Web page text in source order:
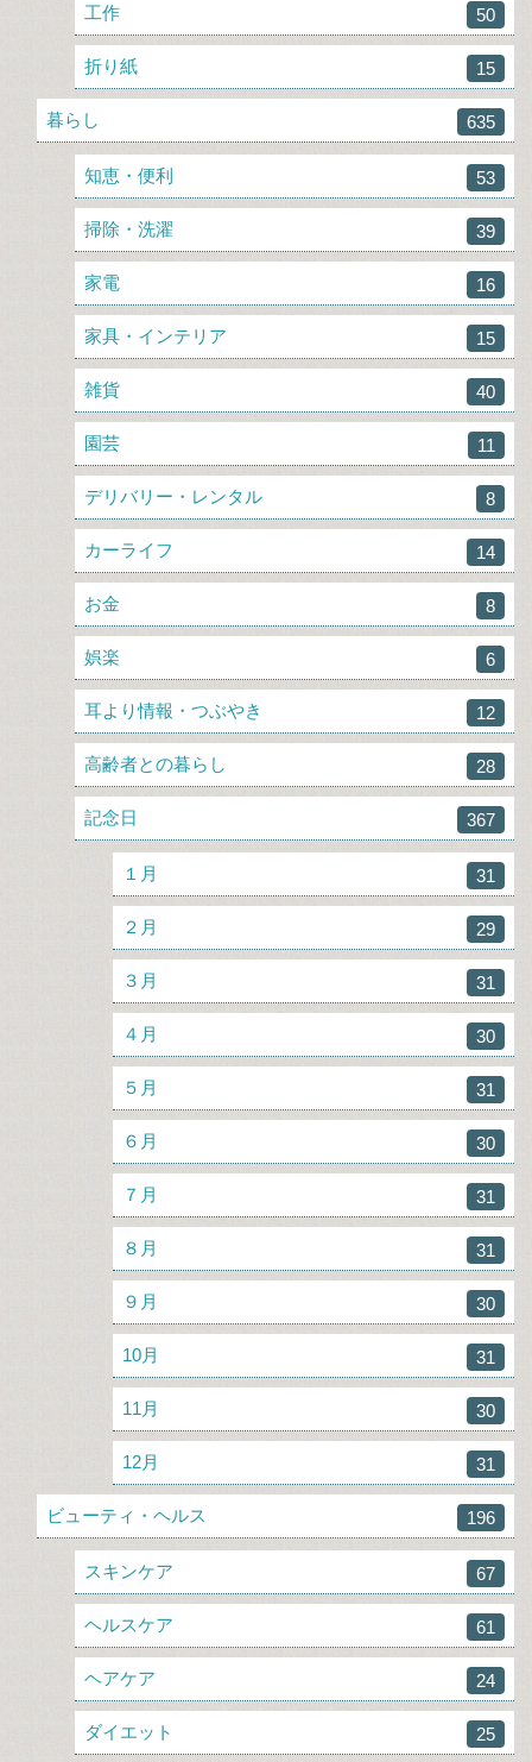
工作 50
折り紙 15
暮らし 635
知恵・便利 53
掃除・洗濯 39
家電 16
家具・インテリア 15
雑貨 40
園芸 11
デリバリー・レンタル 8
カーライフ 14
お金 8
娯楽 6
耳より情報・つぶやき 12
高齢者との暮らし 28
記念日 367
１月 31
２月 29
３月 31
４月 30
５月 31
６月 30
７月 31
８月 31
９月 30
10月 31
11月 30
12月 31
ビューティ・ヘルス 196
スキンケア 67
ヘルスケア 61
ヘアケア 24
ダイエット 25